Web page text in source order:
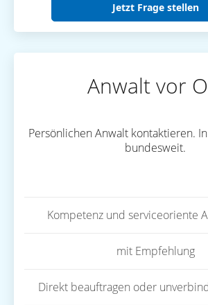
Jetzt Frage stellen
Anwalt vor
Persönlichen Anwalt kontaktieren.
bundesweit.
Kompetenz und serviceoriente
mit Empfehlung
Direkt beauftragen oder